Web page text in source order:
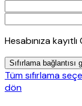
Hesabınıza
Sıfırlama bağlantısı
Tüm sıfırlama
dön